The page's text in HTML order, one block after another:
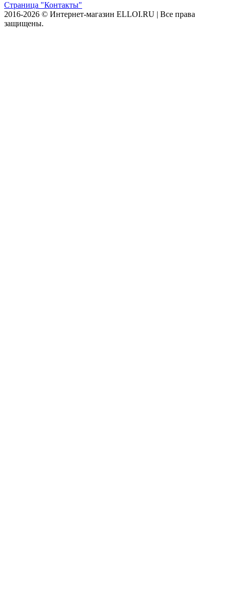
Страница "Контакты"
2016-2026 © Интернет-магазин ELLOI.RU | Все права
защищены.